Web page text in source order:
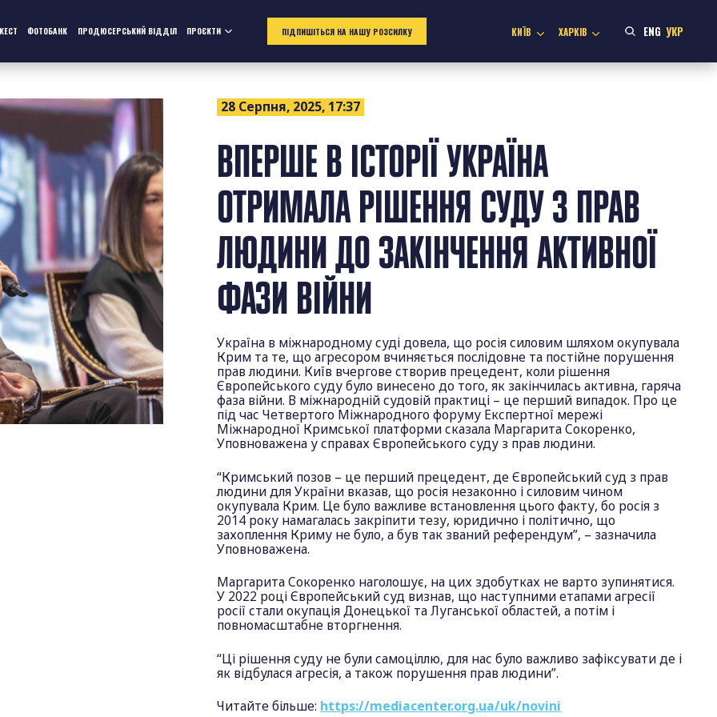
ФОТОБАНК ПРОДЮСЕРСЬКИЙ ВІДДІЛ ПРОЄКТИ ПІДПИШІТЬСЯ НА НАШУ РОЗСИЛКУ КИЇВ ХАРКІВ ENG УКР
28 Серпня, 2025, 17:37
ВПЕРШЕ В ІСТОРІЇ УКРАЇНА
ОТРИМАЛА РІШЕННЯ СУДУ З ПРАВ
ЛЮДИНИ ДО ЗАКІНЧЕННЯ АКТИВНОЇ
ФАЗИ ВІЙНИ
Україна в міжнародному суді довела, що росія силовим шляхом окупувала
Крим та те, що агресором вчиняється послідовне та постійне порушення
прав людини. Київ вчергове створив прецедент, коли рішення
Європейського суду було винесено до того, як закінчилась активна, гаряча
фаза війни. В міжнародній судовій практиці – це перший випадок. Про це
під час Четвертого Міжнародного форуму Експертної мережі
Міжнародної Кримської платформи сказала Маргарита Сокоренко,
Уповноважена у справах Європейського суду з прав людини.
“Кримський позов – це перший прецедент, де Європейський суд з прав
людини для України вказав, що росія незаконно і силовим чином
окупувала Крим. Це було важливе встановлення цього факту, бо росія з
2014 року намагалась закріпити тезу, юридично і політично, що
захоплення Криму не було, а був так званий референдум”, – зазначила
Уповноважена.
Маргарита Сокоренко наголошує, на цих здобутках не варто зупинятися.
У 2022 році Європейський суд визнав, що наступними етапами агресії
росії стали окупація Донецької та Луганської областей, а потім і
повномасштабне вторгнення.
“Ці рішення суду не були самоціллю, для нас було важливо зафіксувати де і
як відбулася агресія, а також порушення прав людини”.
Читайте більше: https://mediacenter.org.ua/uk/novini